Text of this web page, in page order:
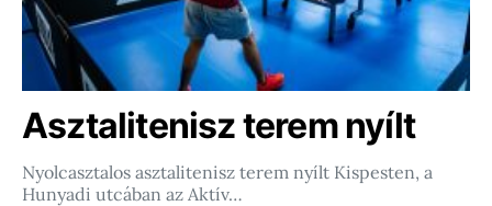
Asztalitenisz terem nyílt
Nyolcasztalos asztalitenisz terem nyílt Kispesten, a
Hunyadi utcában az Aktív…